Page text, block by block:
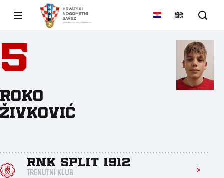
5
Roko
Živković
RNK Split 1912
TRENUTNI KLUB